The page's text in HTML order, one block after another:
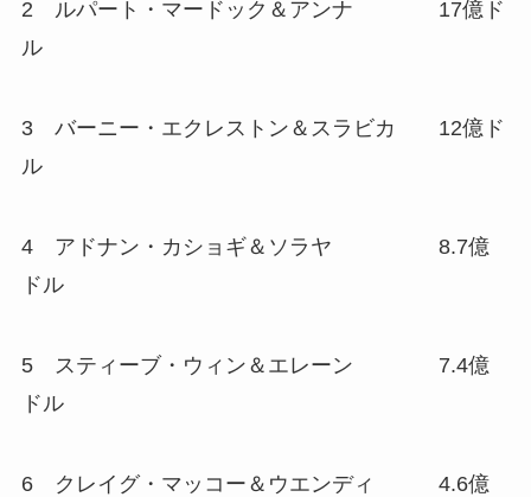
2 ルパート・マードック＆アンナ 17億ド
ル
3 バーニー・エクレストン＆スラビカ 12億ド
ル
4 アドナン・カショギ＆ソラヤ 8.7億
ドル
5 スティーブ・ウィン＆エレーン 7.4億
ドル
6 クレイグ・マッコー＆ウエンディ 4.6億